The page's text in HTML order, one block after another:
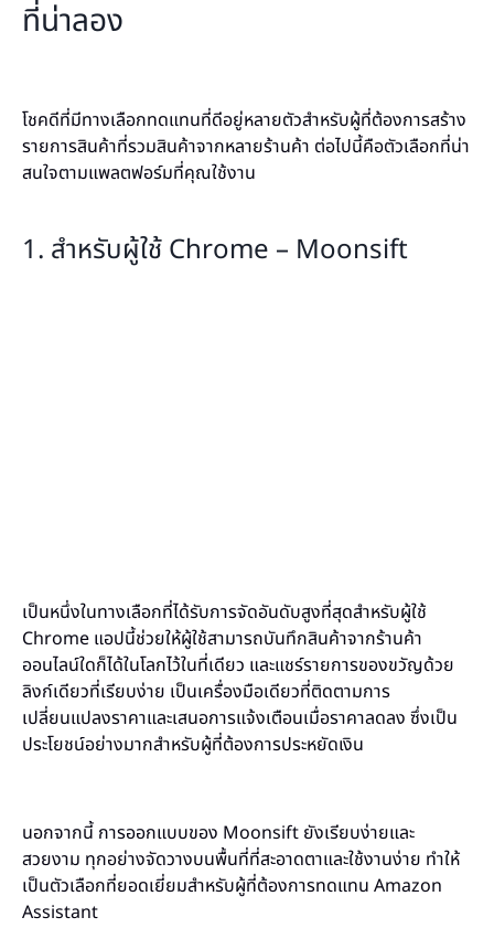
ที่น่าลอง
โชคดีที่มีทางเลือกทดแทนที่ดีอยู่หลายตัวสำหรับผู้ที่ต้องการสร้าง
รายการสินค้าที่รวมสินค้าจากหลายร้านค้า ต่อไปนี้คือตัวเลือกที่น่า
สนใจตามแพลตฟอร์มที่คุณใช้งาน
1. สำหรับผู้ใช้ Chrome – Moonsift
เป็นหนึ่งในทางเลือกที่ได้รับการจัดอันดับสูงที่สุดสำหรับผู้ใช้
Chrome แอปนี้ช่วยให้ผู้ใช้สามารถบันทึกสินค้าจากร้านค้า
ออนไลน์ใดก็ได้ในโลกไว้ในที่เดียว และแชร์รายการของขวัญด้วย
ลิงก์เดียวที่เรียบง่าย เป็นเครื่องมือเดียวที่ติดตามการ
เปลี่ยนแปลงราคาและเสนอการแจ้งเตือนเมื่อราคาลดลง ซึ่งเป็น
ประโยชน์อย่างมากสำหรับผู้ที่ต้องการประหยัดเงิน
นอกจากนี้ การออกแบบของ Moonsift ยังเรียบง่ายและ
สวยงาม ทุกอย่างจัดวางบนพื้นที่ที่สะอาดตาและใช้งานง่าย ทำให้
เป็นตัวเลือกที่ยอดเยี่ยมสำหรับผู้ที่ต้องการทดแทน Amazon
Assistant